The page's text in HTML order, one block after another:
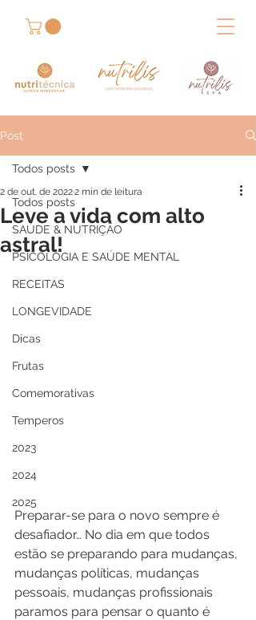
Post
Todos posts
SAÚDE & NUTRIÇÃO
PSICOLOGIA E SAÚDE MENTAL
RECEITAS
LONGEVIDADE
Dicas
Frutas
Comemorativas
Temperos
2023
2024
2025
Todos posts
Leve a vida com alto
astral!
2 de out. de 20222 min de leitura
Preparar-se para o novo sempre é
desafiador… No dia em que todos
estão se preparando para mudanças,
mudanças políticas, mudanças
pessoais, mudanças profissionais
paramos para pensar o quanto é